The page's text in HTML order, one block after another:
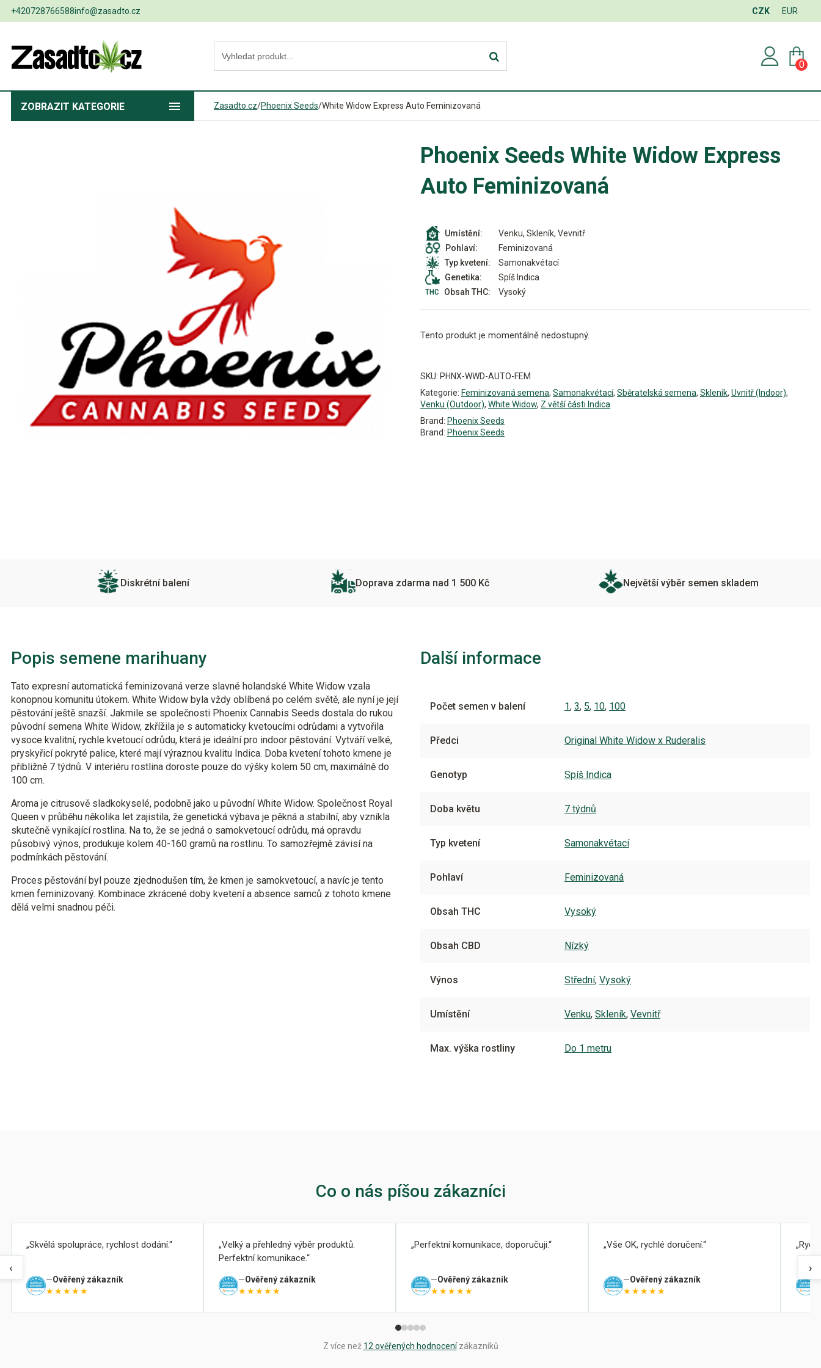
+420728766588info@zasadto.cz CZK EUR
0
ZOBRAZIT KATEGORIE Zasadto.cz/Phoenix Seeds/White Widow Express Auto Feminizovaná
Phoenix Seeds White Widow Express
Auto Feminizovaná
Umístění:
Venku, Skleník, Vevnitř
Pohlaví:
Feminizovaná
Typ kvetení:
Samonakvétací
Genetika:
Spíš Indica
Obsah THC:
Vysoký
Tento produkt je momentálně nedostupný.
SKU: PHNX-WWD-AUTO-FEM
Kategorie: Feminizovaná semena, Samonakvétací, Sběratelská semena, Skleník, Uvnitř (Indoor),
Venku (Outdoor), White Widow, Z větší části Indica
Brand: Phoenix Seeds
Brand: Phoenix Seeds
Diskrétní balení Doprava zdarma nad 1 500 Kč Největší výběr semen skladem
Popis semene marihuany
Tato expresní automatická feminizovaná verze slavné holandské White Widow vzala
konopnou komunitu útokem. White Widow byla vždy oblíbená po celém světě, ale nyní je její
pěstování ještě snazší. Jakmile se společnosti Phoenix Cannabis Seeds dostala do rukou
původní semena White Widow, zkřížila je s automaticky kvetoucími odrůdami a vytvořila
vysoce kvalitní, rychle kvetoucí odrůdu, která je ideální pro indoor pěstování. Vytváří velké,
pryskyřicí pokryté palice, které mají výraznou kvalitu Indica. Doba kvetení tohoto kmene je
přibližně 7 týdnů. V interiéru rostlina doroste pouze do výšky kolem 50 cm, maximálně do
100 cm.
Aroma je citrusově sladkokyselé, podobně jako u původní White Widow. Společnost Royal
Queen v průběhu několika let zajistila, že genetická výbava je pěkná a stabilní, aby vznikla
skutečně vynikající rostlina. Na to, že se jedná o samokvetoucí odrůdu, má opravdu
působivý výnos, produkuje kolem 40-160 gramů na rostlinu. To samozřejmě závisí na
podmínkách pěstování.
Proces pěstování byl pouze zjednodušen tím, že kmen je samokvetoucí, a navíc je tento
kmen feminizovaný. Kombinace zkrácené doby kvetení a absence samců z tohoto kmene
dělá velmi snadnou péči.
Další informace
Počet semen v balení 1, 3, 5, 10, 100
Předci Original White Widow x Ruderalis
Genotyp Spíš Indica
Doba květu 7 týdnů
Typ kvetení Samonakvétací
Pohlaví Feminizovaná
Obsah THC Vysoký
Obsah CBD Nízký
Výnos Střední, Vysoký
Umístění Venku, Skleník, Vevnitř
Max. výška rostliny Do 1 metru
Co o nás píšou zákazníci
‹
Skvělá spolupráce, rychlost dodání.
Ověřený zákazník
★★★★★
Velký a přehledný výběr produktů.
Perfektní komunikace.
Ověřený zákazník
★★★★★
Perfektní komunikace, doporučuji.
Ověřený zákazník
★★★★★
Vše OK, rychlé doručení.
Ověřený zákazník
★★★★★
›
Z více než 12 ověřených hodnocenízákazníků